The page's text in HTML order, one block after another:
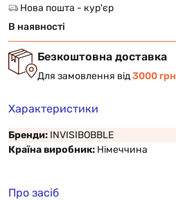
Нова пошта - кур'єр
В наявності
Безкоштовна доставка
Для замовлення від3000 грн
Характеристики
Бренди: INVISIBOBBLE
Країна виробник: Німеччина
Про засіб